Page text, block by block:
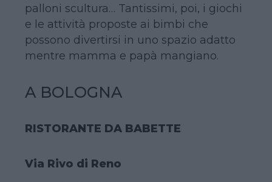
palloni scultura… Tantissimi, poi, i giochi
e le attività proposte ai bimbi che
possono divertirsi in uno spazio adatto
mentre mamma e papà mangiano.
A BOLOGNA
RISTORANTE DA BABETTE
Via Rivo di Reno